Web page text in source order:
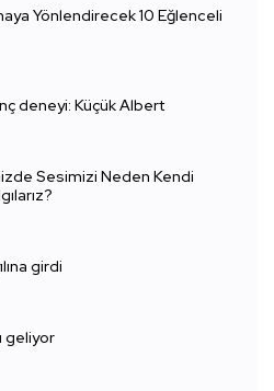
Yönlendirecek 10 Eğlenceli
deneyi: Küçük Albert
Sesimizi Neden Kendi
girdi
geliyor